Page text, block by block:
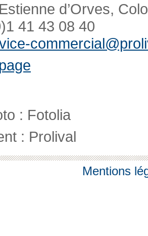
d’Orves,
41 43 08 40
: Fotolia
: Prolival
Mentions